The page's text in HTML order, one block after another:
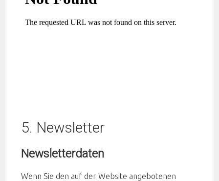
5. Newsletter
Newsletterdaten
Wenn Sie den auf der Website angebotenen